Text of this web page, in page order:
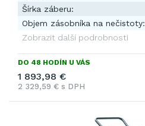
Šírka záberu:
Objem zásobníka na nečistoty:
Zobrazit další podrobnosti
DO 48 HODÍN U VÁS
1 893,98 €
2 329,59 € s DPH